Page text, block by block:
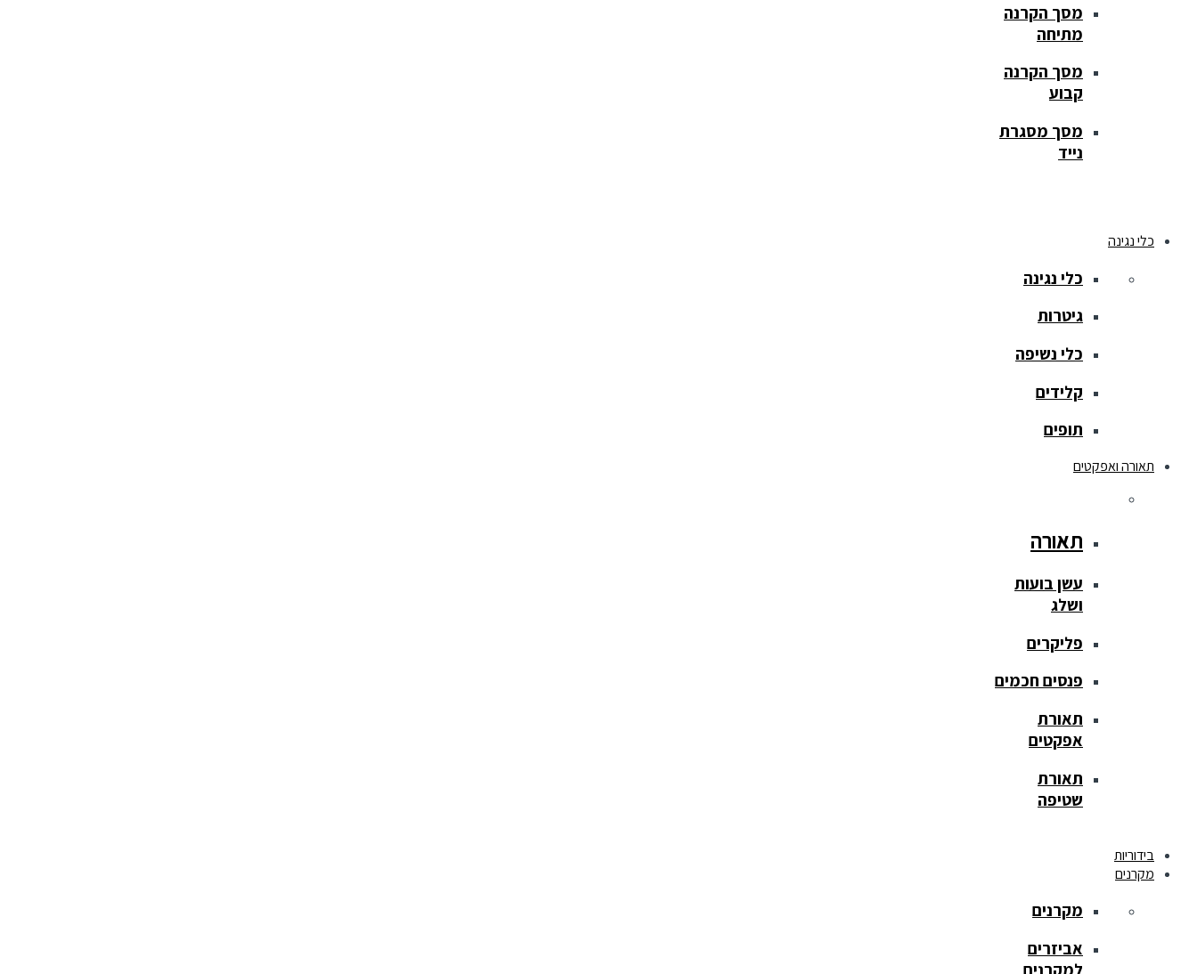
מסך הקרנה
מתיחה
מסך הקרנה
קבוע
מסך מסגרת
נייד
כלי נגינה
כלי נגינה
גיטרות
כלי נשיפה
קלידים
תופים
תאורה ואפקטים
תאורה
עשן בועות
ושלג
פליקרים
פנסים חכמים
תאורת
אפקטים
תאורת
שטיפה
בידוריות
מקרנים
מקרנים
אביזרים
למקרנים